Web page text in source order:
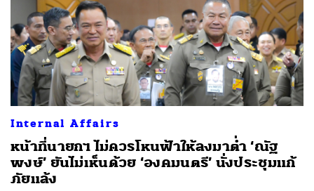
Internal Affairs
หน้าที่นายกฯ ไม่ควรโหนฟ้าให้ลงมาต่ำ ‘ณัฐ
พงษ์’ ยันไม่เห็นด้วย ‘องคมนตรี’ นั่งประชุมแก้
ภัยแล้ง
ค้นหา
EMAIL